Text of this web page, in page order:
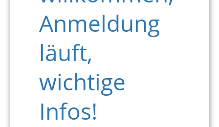
Anmeldung
läuft,
wichtige
Infos!